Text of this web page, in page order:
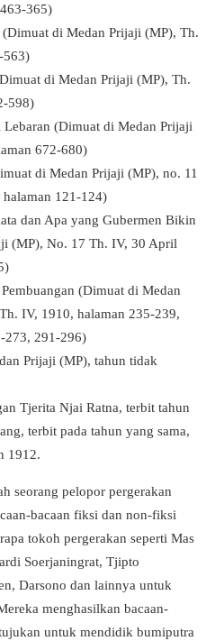
365)
di Medan Prijaji (MP), Th.
563)
di Medan Prijaji (MP), Th.
598)
(Dimuat di Medan Prijaji
672-680)
di Medan Prijaji (MP), no. 11
121-124)
dan Apa yang Gubermen Bikin
(MP), No. 17 Th. IV, 30 April
(Dimuat di Medan
IV, 1910, halaman 235-239,
273, 291-296)
Prijaji (MP), tahun tidak
Tjerita Njai Ratna, terbit tahun
terbit pada tahun yang sama,
1912.
seorang pelopor pergerakan
bacaan fiksi dan non-fiksi
tokoh pergerakan seperti Mas
Soerjaningrat, Tjipto
Darsono dan lainnya untuk
menghasilkan bacaan-
untuk mendidik bumiputra